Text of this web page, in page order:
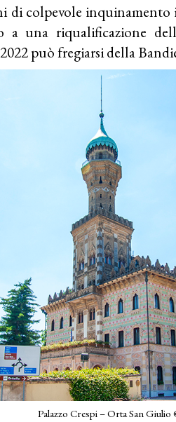
di colpevole
a una riqualificazione
può fregiarsi della
Palazzo Crespi – Orta San